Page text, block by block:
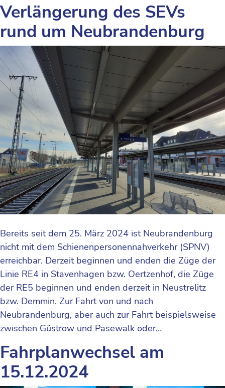
Verlängerung des SEVs
rund um Neubrandenburg
Bereits seit dem 25. März 2024 ist Neubrandenburg
nicht mit dem Schienenpersonennahverkehr (SPNV)
erreichbar. Derzeit beginnen und enden die Züge der
Linie RE4 in Stavenhagen bzw. Oertzenhof, die Züge
der RE5 beginnen und enden derzeit in Neustrelitz
bzw. Demmin. Zur Fahrt von und nach
Neubrandenburg, aber auch zur Fahrt beispielsweise
zwischen Güstrow und Pasewalk oder…
Fahrplanwechsel am
15.12.2024